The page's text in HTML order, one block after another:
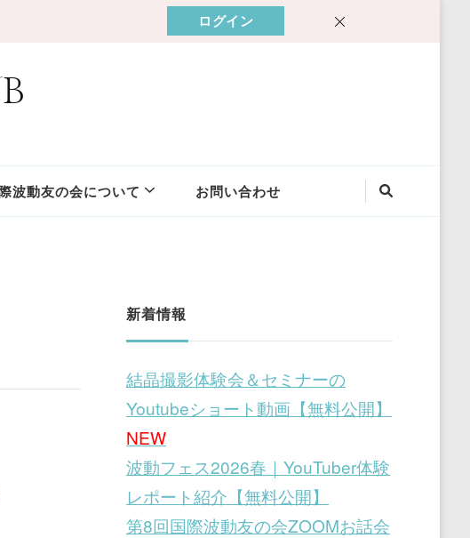
ログイン
波動友の会について お問い合わせ
新着情報
結晶撮影体験会＆セミナーの
Youtubeショート動画【無料公開】
NEW
波動フェス2026春｜YouTuber体験
レポート紹介【無料公開】
第8回国際波動友の会ZOOMお話会